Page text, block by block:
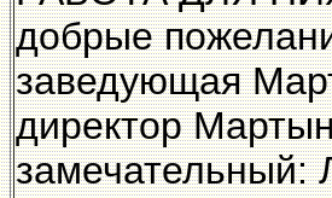
добрые
заведующая
директор
замечательный: